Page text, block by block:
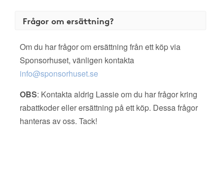
Frågor om ersättning?
Om du har frågor om ersättning från ett köp via
Sponsorhuset, vänligen kontakta
info@sponsorhuset.se
OBS: Kontakta aldrig Lassie om du har frågor kring
rabattkoder eller ersättning på ett köp. Dessa frågor
hanteras av oss. Tack!